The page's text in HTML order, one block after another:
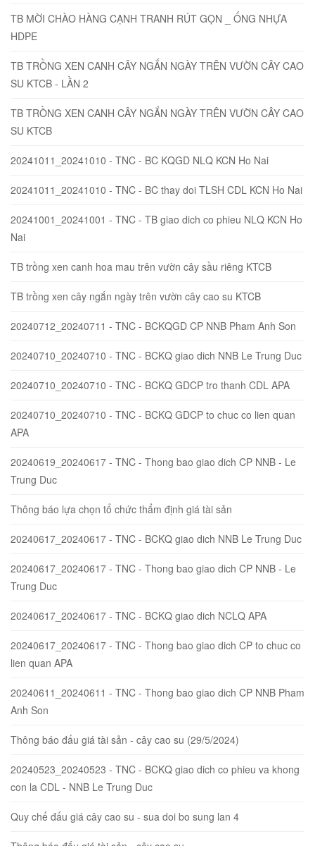
TB MỜI CHÀO HÀNG CẠNH TRANH RÚT GỌN _ ỐNG NHỰA
HDPE
TB TRỒNG XEN CANH CÂY NGẮN NGÀY TRÊN VƯỜN CÂY CAO
SU KTCB - LẦN 2
TB TRỒNG XEN CANH CÂY NGẮN NGÀY TRÊN VƯỜN CÂY CAO
SU KTCB
20241011_20241010 - TNC - BC KQGD NLQ KCN Ho Nai
20241011_20241010 - TNC - BC thay doi TLSH CDL KCN Ho Nai
20241001_20241001 - TNC - TB giao dich co phieu NLQ KCN Ho
Nai
TB trồng xen canh hoa mau trên vườn cây sầu riêng KTCB
TB trồng xen cây ngắn ngày trên vườn cây cao su KTCB
20240712_20240711 - TNC - BCKQGD CP NNB Pham Anh Son
20240710_20240710 - TNC - BCKQ giao dich NNB Le Trung Duc
20240710_20240710 - TNC - BCKQ GDCP tro thanh CDL APA
20240710_20240710 - TNC - BCKQ GDCP to chuc co lien quan
APA
20240619_20240617 - TNC - Thong bao giao dich CP NNB - Le
Trung Duc
Thông báo lựa chọn tổ chức thẩm định giá tài sản
20240617_20240617 - TNC - BCKQ giao dich NNB Le Trung Duc
20240617_20240617 - TNC - Thong bao giao dich CP NNB - Le
Trung Duc
20240617_20240617 - TNC - BCKQ giao dich NCLQ APA
20240617_20240617 - TNC - Thong bao giao dich CP to chuc co
lien quan APA
20240611_20240611 - TNC - Thong bao giao dich CP NNB Pham
Anh Son
Thông báo đấu giá tài sản - cây cao su (29/5/2024)
20240523_20240523 - TNC - BCKQ giao dich co phieu va khong
con la CDL - NNB Le Trung Duc
Quy chế đấu giá cây cao su - sua doi bo sung lan 4